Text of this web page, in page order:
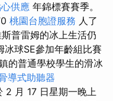
供應 年錦標賽賽季。
桃園台胞證服務 人了
普雷姆的冰上生活仍
冰球SE參加年齡組比賽
的普通學校學生的滑冰
導式助聽器
2 月 17 日星期一晚上